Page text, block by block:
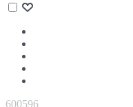
600596